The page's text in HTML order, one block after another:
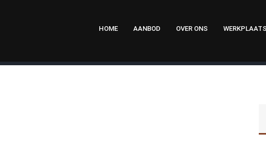
HOME AANBOD OVER ONS WERKPLAATS